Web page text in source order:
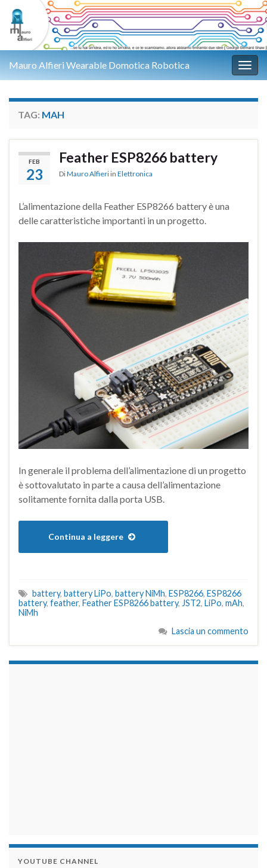
Mauro Alfieri Wearable Domotica Robotica
TAG: MAH
FEB
23
Feather ESP8266 battery
DiMauro Alfieri in Elettronica
L’alimentazione della Feather ESP8266 battery è una
delle caratteristiche importanti in un progetto.
In generale il problema dell’alimentazione di un progetto
è sottovalutato in parte a causa dell’alimentazione
solitamente fornita dalla porta USB.
Continua a leggere
battery, battery LiPo, battery NiMh, ESP8266, ESP8266
battery, feather, Feather ESP8266 battery, JST2, LiPo, mAh,
NiMh
Lascia un commento
YOUTUBE CHANNEL